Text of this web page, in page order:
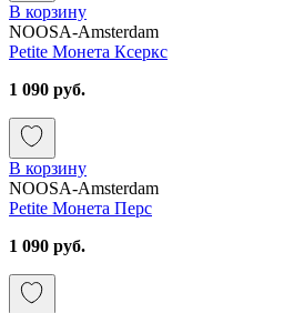
В корзину
NOOSA-Amsterdam
Petite Монета Ксеркс
1 090 руб.
В корзину
NOOSA-Amsterdam
Petite Монета Перс
1 090 руб.